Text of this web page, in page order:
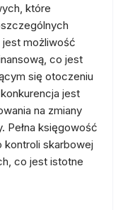
które
jest możliwość
co jest
się otoczeniu
jest
na zmiany
Pełna księgowość
kontroli skarbowej
co jest istotne